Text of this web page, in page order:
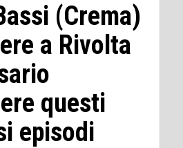
(Crema)
a Rivolta
questi
episodi